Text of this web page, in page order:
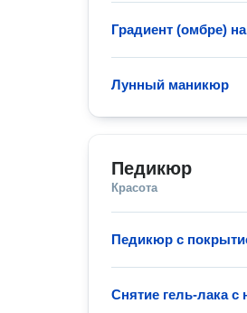
Градиент (омбре) на
Лунный маникюр
Педикюр
Красота
Педикюр с
Снятие гель-лака с